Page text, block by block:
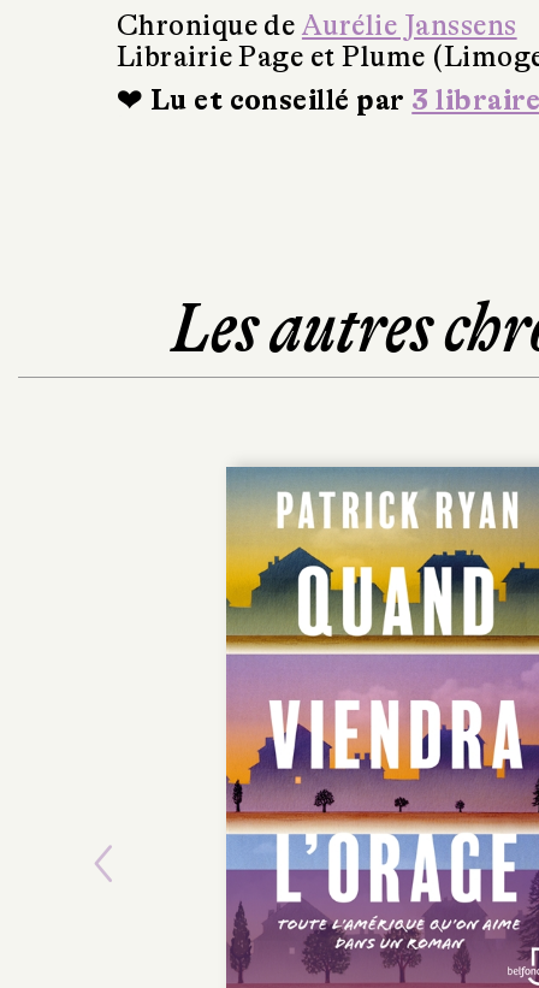
Chronique de Aurélie Janssens
Librairie Page et Plume
❤ Lu et conseillé par 3
Les autres
Previous